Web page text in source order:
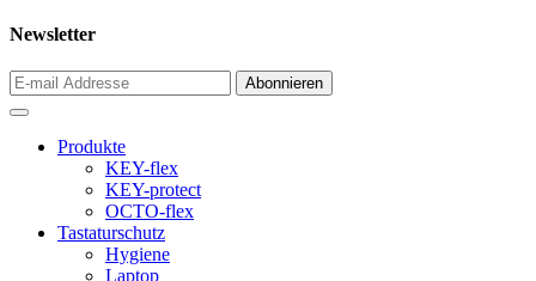
Newsletter
Produkte
KEY-flex
KEY-protect
OCTO-flex
Tastaturschutz
Hygiene
Laptop